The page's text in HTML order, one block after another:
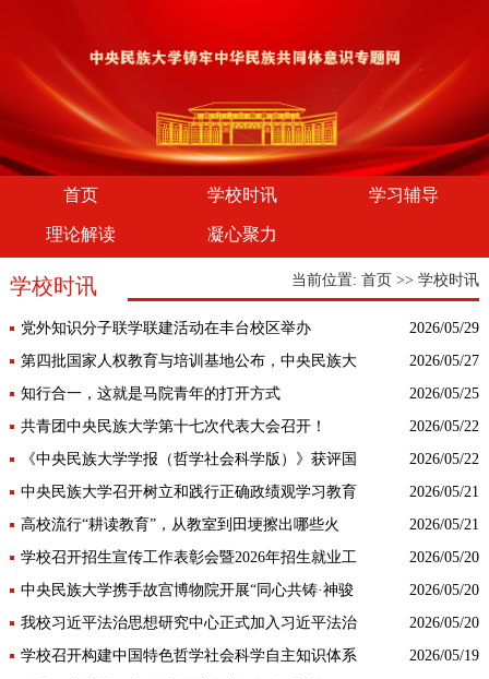
首页 学校时讯 学习辅导
理论解读 凝心聚力
学校时讯 当前位置:首页 >>学校时讯
党外知识分子联学联建活动在丰台校区举办
2026/05/29
第四批国家人权教育与培训基地公布，中央民族大
学人权研究中心获批！
2026/05/27
知行合一，这就是马院青年的打开方式
2026/05/25
共青团中央民族大学第十七次代表大会召开！
2026/05/22
《中央民族大学学报（哲学社会科学版）》获评国
家哲学社会科学文献中心2025年​度高校学报最受欢
迎期刊
2026/05/22
中央民族大学召开树立和践行正确政绩观学习教育
推进会
2026/05/21
高校流行“耕读教育”，从教室到田埂擦出哪些火
花？
2026/05/21
学校召开招生宣传工作表彰会暨2026年招生就业工
作推进会
2026/05/20
中央民族大学携手故宫博物院开展“同心共铸·神骏
新传”青年文化共创计划
2026/05/20
我校习近平法治思想研究中心正式加入习近平法治
思想高校协同研究机制
2026/05/20
学校召开构建中国特色哲学社会科学自主知识体系
2026/05/19